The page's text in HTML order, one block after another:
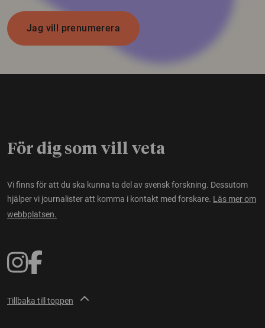
Jag vill prenumerera
För dig som vill veta
Vi finns för att du ska kunna ta del av svensk forskning. Dessutom
hjälper vi journalister att komma i kontakt med forskare. Läs mer om
webbplatsen.
Tillbaka till toppen